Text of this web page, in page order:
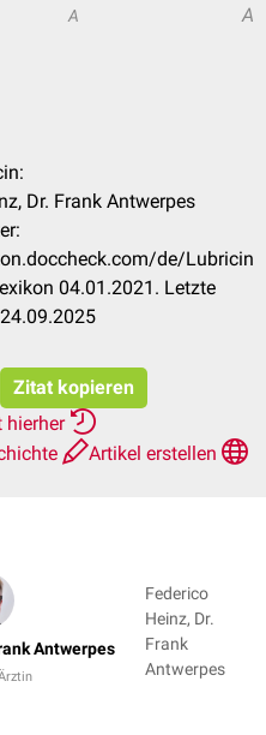
A A
Dr. Frank Antwerpes
de/Lubricin
04.01.2021. Letzte
Zitat kopieren
hierher
Artikel erstellen
Antwerpes
Federico
Heinz, Dr.
Frank
Antwerpes